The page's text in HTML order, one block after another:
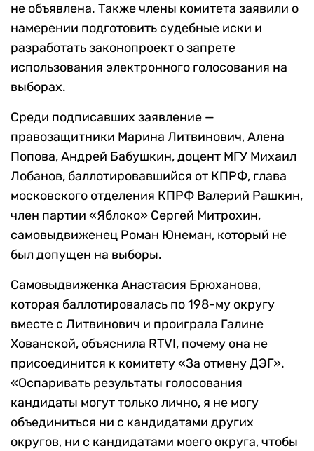
не объявлена. Также члены комитета заявили о
намерении подготовить судебные иски и
разработать законопроект о запрете
использования электронного голосования на
выборах.
Среди подписавших заявление —
правозащитники Марина Литвинович, Алена
Попова, Андрей Бабушкин, доцент МГУ Михаил
Лобанов, баллотировавшийся от КПРФ, глава
московского отделения КПРФ Валерий Рашкин,
член партии «Яблоко» Сергей Митрохин,
самовыдвиженец Роман Юнеман, который не
был допущен на выборы.
Самовыдвиженка Анастасия Брюханова,
которая баллотировалась по 198-му округу
вместе с Литвинович и проиграла Галине
Хованской, объяснила RTVI, почему она не
присоединится к комитету «За отмену ДЭГ».
«Оспаривать результаты голосования
кандидаты могут только лично, я не могу
объединиться ни с кандидатами других
округов, ни с кандидатами моего округа, чтобы